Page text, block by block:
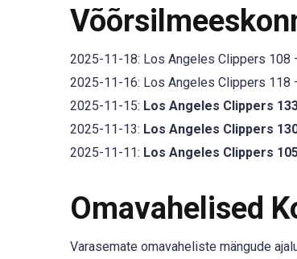
2025-11-18: Los Angeles Clippers 108
2025-11-16: Los Angeles Clippers 118
2025-11-15: Los Angeles Clippers
2025-11-13: Los Angeles Clippers
2025-11-11: Los Angeles Clippers
Omavahelised
Varasemate omavaheliste mängude